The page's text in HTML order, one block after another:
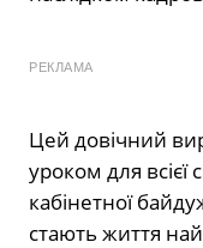
РЕКЛАМА
Цей довічний
уроком для всієї
кабінетної
стають життя